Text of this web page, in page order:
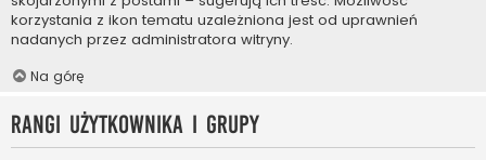
korzystania z ikon tematu uzależniona jest od uprawnień
nadanych przez administratora witryny.
Na górę
Rangi użytkownika i grupy